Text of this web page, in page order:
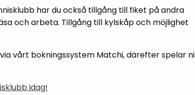
har du också tillgång till fiket på andra
och arbeta. Tillgång till kylskåp och möjlighet
vårt bokningssystem Matchi, därefter spelar ni
idag!